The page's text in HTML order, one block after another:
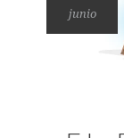
junio